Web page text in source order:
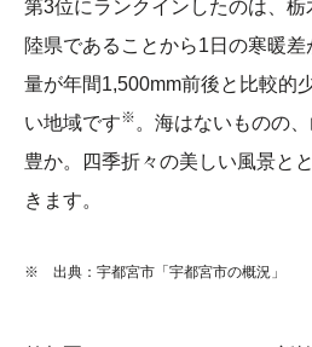
第3位にランクインしたのは、
陸県であることから1日の寒暖
量が年間1,500mm前後と比較的
い地域です※ 。海はないものの
豊か。四季折々の美しい風景と
きます。
※ 出典：宇都宮市「宇都宮市の概況」